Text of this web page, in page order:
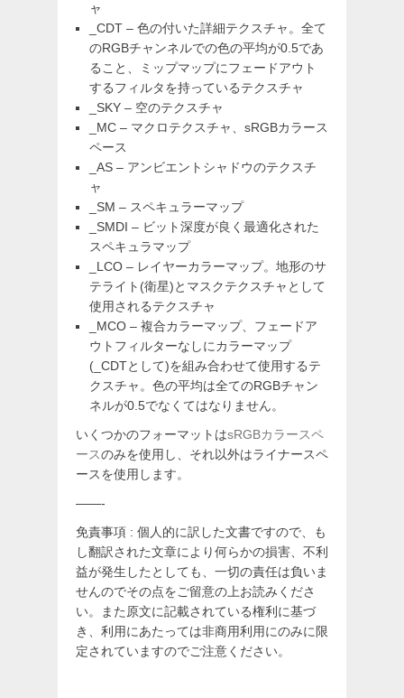
ャ
_CDT – 色の付いた詳細テクスチャ。全て
のRGBチャンネルでの色の平均が0.5であ
ること、ミップマップにフェードアウト
するフィルタを持っているテクスチャ
_SKY – 空のテクスチャ
_MC – マクロテクスチャ、sRGBカラース
ペース
_AS – アンビエントシャドウのテクスチ
ャ
_SM – スペキュラーマップ
_SMDI – ビット深度が良く最適化された
スペキュラマップ
_LCO – レイヤーカラーマップ。地形のサ
テライト(衛星)とマスクテクスチャとして
使用されるテクスチャ
_MCO – 複合カラーマップ、フェードア
ウトフィルターなしにカラーマップ
(_CDTとして)を組み合わせて使用するテ
クスチャ。色の平均は全てのRGBチャン
ネルが0.5でなくてはなりません。
いくつかのフォーマットはsRGBカラースペ
ースのみを使用し、それ以外はライナースペ
ースを使用します。
——-
免責事項 : 個人的に訳した文書ですので、も
し翻訳された文章により何らかの損害、不利
益が発生したとしても、一切の責任は負いま
せんのでその点をご留意の上お読みくださ
い。また原文に記載されている権利に基づ
き、利用にあたっては非商用利用にのみに限
定されていますのでご注意ください。